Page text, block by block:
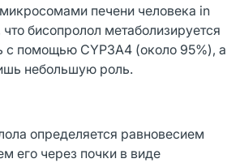
печени человека in
бисопролол метаболизируется
с помощью CYP3A4 (около 95%), a
небольшую роль.
определяется равновесием
его через почки в виде